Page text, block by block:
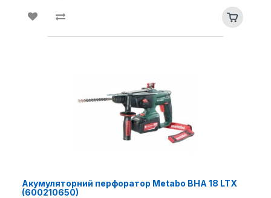
Акумуляторний перфоратор Metabo BHA 18 LTX
(600210650)